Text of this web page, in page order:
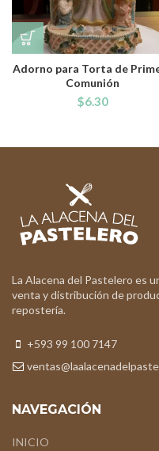
Adorno para Torta de
Comunión
$6.30
La Alacena del Pastelero es
venta y distribución de
repostería.
+593 99 100 7147
NAVEGACIÓN
INICIO